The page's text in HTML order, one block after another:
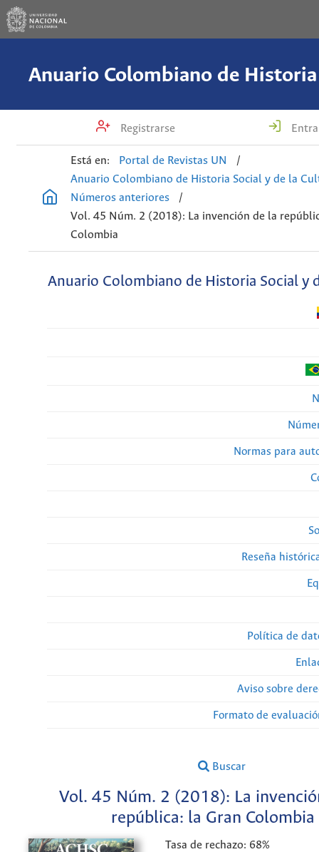
Registrarse
Está en: Portal de Revistas UN
/
Anuario Colombiano de Historia Social y de la
Números anteriores
/
Vol. 45 Núm. 2 (2018): La invención de la
Colombia
Anuario Colombiano de Historia Social y
Normas para
Reseña
Política de
Aviso sobre
Formato de
Buscar
Vol. 45 Núm. 2 (2018): La
república: la Gran Colombia
Tasa de rechazo: 68%